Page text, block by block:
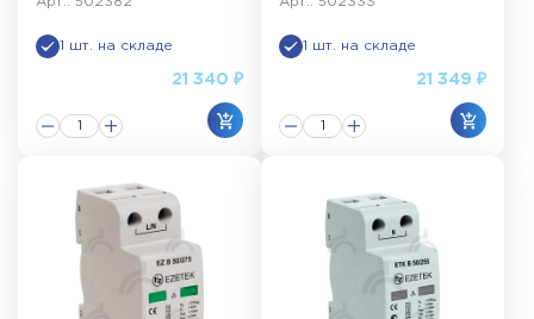
1 шт. на складе
21 340 ₽
1 шт. на складе
21 349 ₽